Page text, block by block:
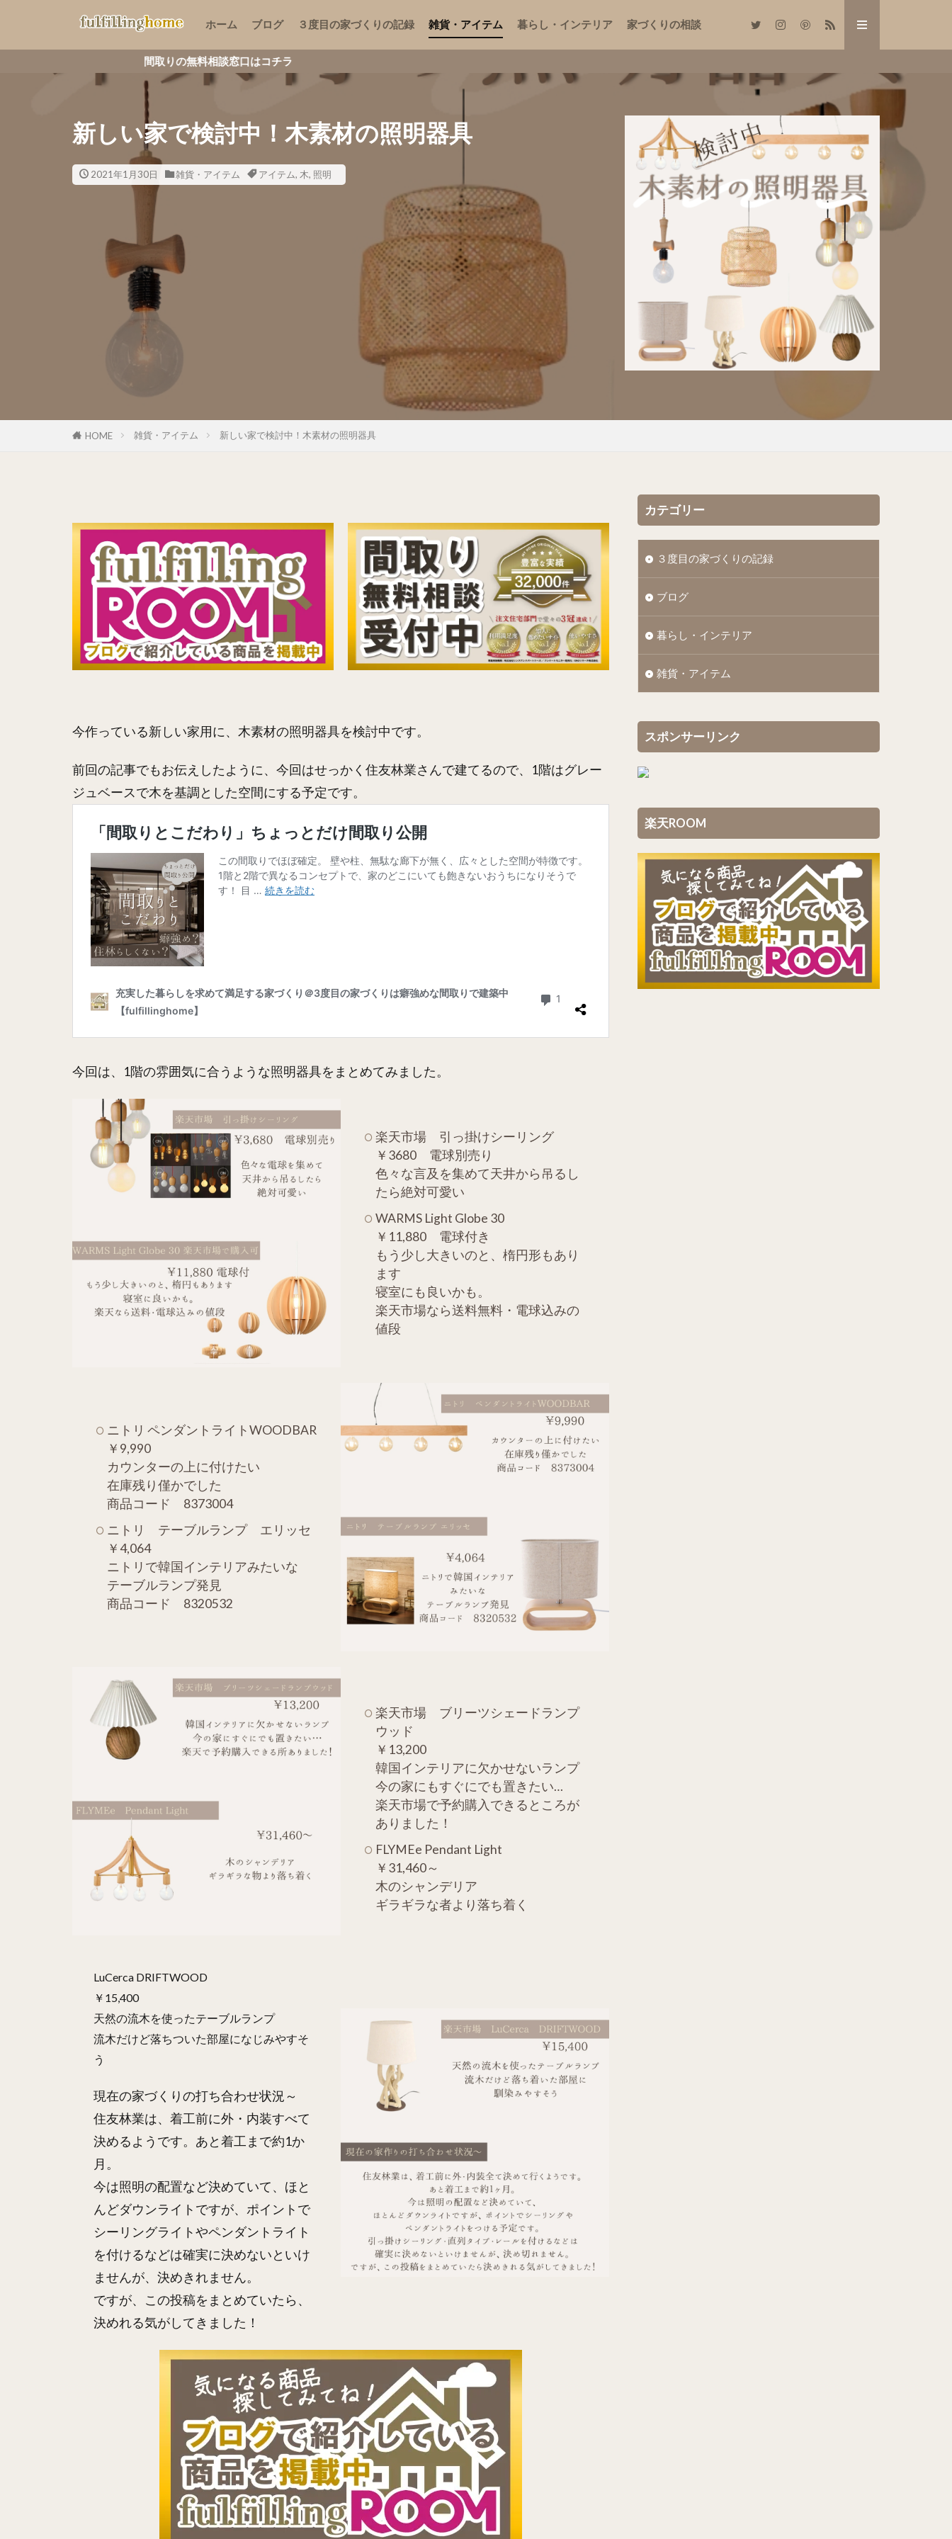
ホーム ブログ ３度目の家づくりの記録 雑貨・アイテム 暮らし・インテリア 家づくりの相談
間取りの無料相談窓口はコチラ
新しい家で検討中！木素材の照明器具
2021年1月30日 雑貨・アイテム アイテム, 木, 照明
HOME 雑貨・アイテム 新しい家で検討中！木素材の照明器具
今作っている新しい家用に、木素材の照明器具を検討中です。
前回の記事でもお伝えしたように、今回はせっかく住友林業さんで建てるので、1階はグレー
ジュベースで木を基調とした空間にする予定です。
今回は、1階の雰囲気に合うような照明器具をまとめてみました。
楽天市場 引っ掛けシーリング
￥3680 電球別売り
色々な言及を集めて天井から吊るし
たら絶対可愛い
WARMS Light Globe 30
￥11,880 電球付き
もう少し大きいのと、楕円形もあり
ます
寝室にも良いかも。
楽天市場なら送料無料・電球込みの
値段
ニトリ ペンダントライトWOODBAR
￥9,990
カウンターの上に付けたい
在庫残り僅かでした
商品コード 8373004
ニトリ テーブルランプ エリッセ
￥4,064
ニトリで韓国インテリアみたいな
テーブルランプ発見
商品コード 8320532
楽天市場 ブリーツシェードランプ
ウッド
￥13,200
韓国インテリアに欠かせないランプ
今の家にもすぐにでも置きたい…
楽天市場で予約購入できるところが
ありました！
FLYMEe Pendant Light
￥31,460～
木のシャンデリア
ギラギラな者より落ち着く
LuCerca DRIFTWOOD
￥15,400
天然の流木を使ったテーブルランプ
流木だけど落ちついた部屋になじみやすそ
う
現在の家づくりの打ち合わせ状況～
住友林業は、着工前に外・内装すべて
決めるようです。あと着工まで約1か
月。
今は照明の配置など決めていて、ほと
んどダウンライトですが、ポイントで
シーリングライトやペンダントライト
を付けるなどは確実に決めないといけ
ませんが、決めきれません。
ですが、この投稿をまとめていたら、
決めれる気がしてきました！
カテゴリー
３度目の家づくりの記録
ブログ
暮らし・インテリア
雑貨・アイテム
スポンサーリンク
楽天ROOM